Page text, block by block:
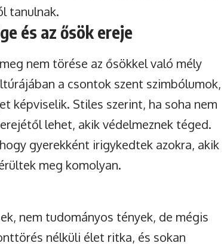
tanulnak.
és az ősök ereje
nem törése az ősökkel való mély
a csontok szent szimbólumok,
képviselik. Stiles szerint, ha soha nem
lehet, akik védelmeznek téged.
gyerekként irigykedtek azokra, akik
meg komolyan.
nem tudományos tények, de mégis
nélküli élet ritka, és sokan